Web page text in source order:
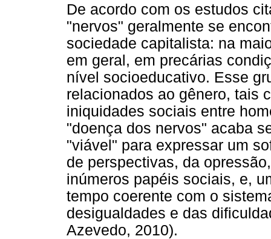
De acordo com os estudos
"nervos" geralmente se
sociedade capitalista: na
em geral, em precárias
nível socioeducativo. Esse
relacionados ao gênero, tais
iniquidades sociais entre
"doença dos nervos" acaba
"viável" para expressar um
de perspectivas, da
inúmeros papéis sociais, e,
tempo coerente com o
desigualdades e das
Azevedo, 2010).